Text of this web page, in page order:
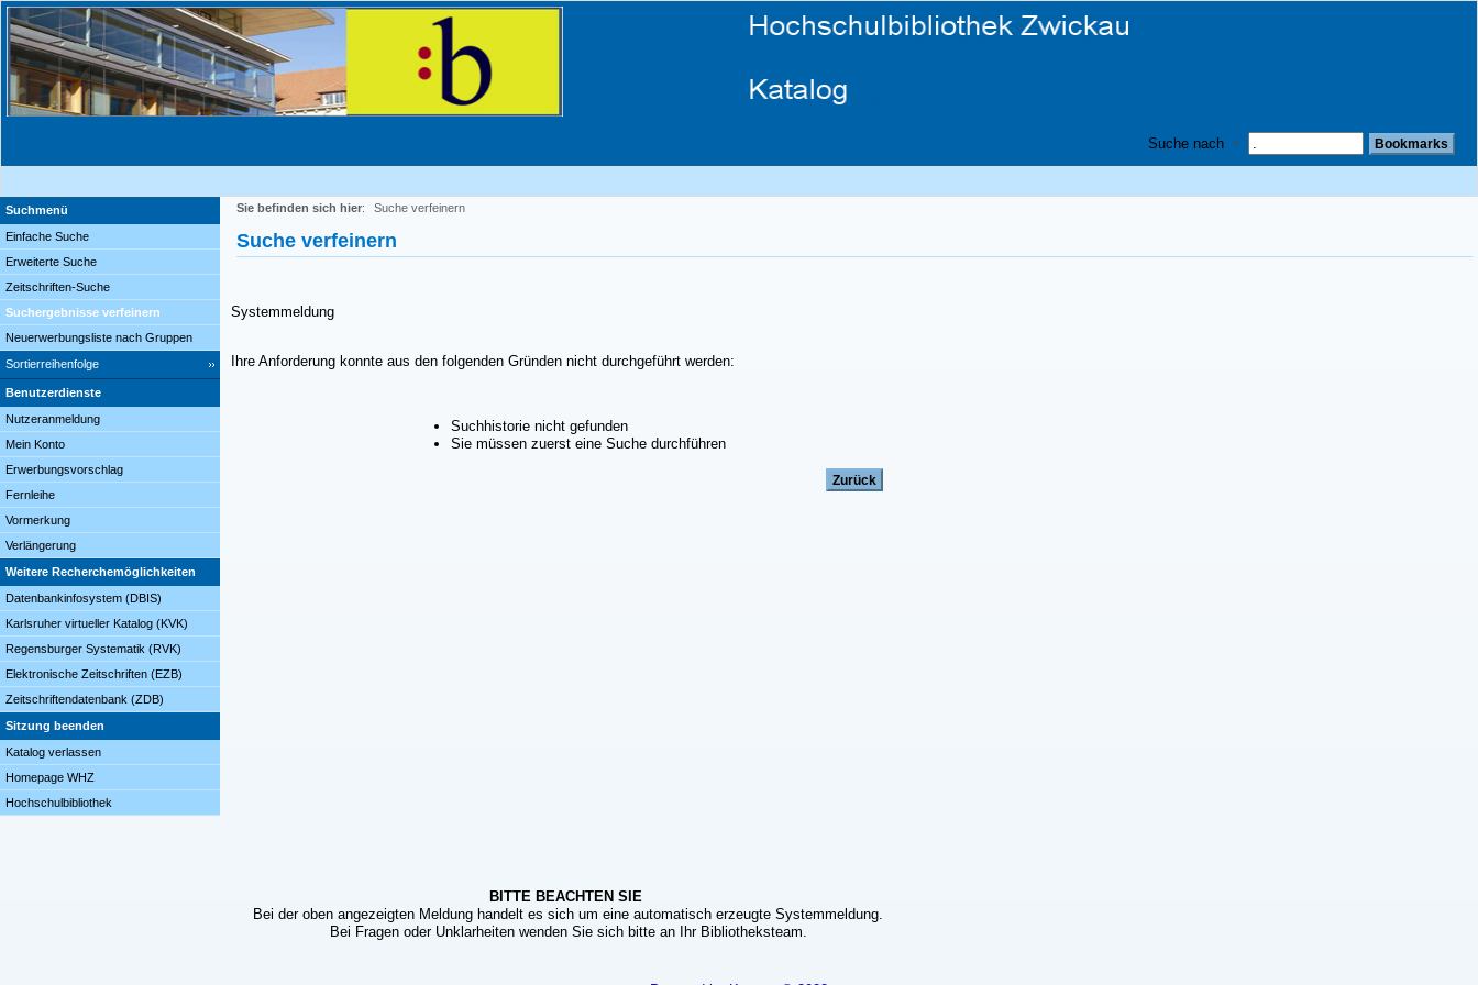
Suchmenü
Einfache Suche
Erweiterte Suche
Zeitschriften-Suche
Suchergebnisse verfeinern
Neuerwerbungsliste nach Gruppen
Sortierreihenfolge
Benutzerdienste
Nutzeranmeldung
Mein Konto
Erwerbungsvorschlag
Fernleihe
Vormerkung
Verlängerung
Weitere Recherchemöglichkeiten
Datenbankinfosystem (DBIS)
Karlsruher virtueller Katalog (KVK)
Regensburger Systematik (RVK)
Elektronische Zeitschriften (EZB)
Zeitschriftendatenbank (ZDB)
Sitzung beenden
Katalog verlassen
Homepage WHZ
Hochschulbibliothek
Sie befinden sich hier: Suche verfeinern
Suche verfeinern
Systemmeldung
Ihre Anforderung konnte aus den folgenden Gründen nicht durchgeführt werden:
Suchhistorie nicht gefunden
Sie müssen zuerst eine Suche durchführen
BITTE BEACHTEN SIE
Bei der oben angezeigten Meldung handelt es sich um eine automatisch erzeugte Systemmeldung.
Bei Fragen oder Unklarheiten wenden Sie sich bitte an Ihr Bibliotheksteam.
Suche nach